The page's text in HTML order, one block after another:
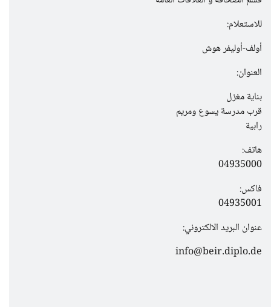
للاستعلام:
أولف-أوليفر هوش
العنوان:
بناية مغزل
قرب مدرسة يسوع ومريم
رابية
هاتف:
04935000
فاكس:
04935001
عنوان البريد الالكتروني:
info@beir.diplo.de